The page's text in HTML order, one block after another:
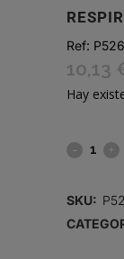
Ref:
10,13
Hay
SKU: